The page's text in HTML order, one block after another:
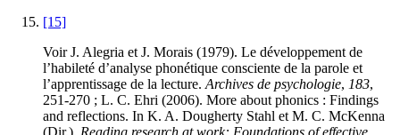
[15]
Voir J. Alegria et J. Morais (1979). Le développement de
l’habileté d’analyse phonétique consciente de la parole et
l’apprentissage de la lecture. Archives de psychologie, 183,
251-270 ; L. C. Ehri (2006). More about phonics : Findings
and reflections. In K. A. Dougherty Stahl et M. C. McKenna
(Dir.), Reading research at work: Foundations of effective